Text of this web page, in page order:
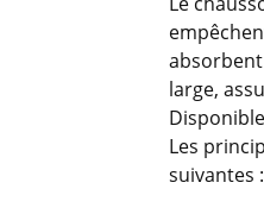
large,
Les
suivantes :